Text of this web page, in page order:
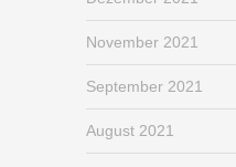
November 2021
September 2021
August 2021